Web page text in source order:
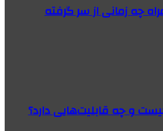
چه زمانی از سر گرفته
و چه قابلیت‌هایی دارد؟